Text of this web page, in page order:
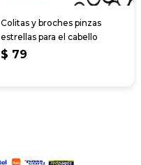
Colitas y broches pinzas
estrellas para el cabello
$ 79